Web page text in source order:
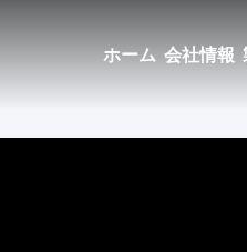
ホーム 会社情報